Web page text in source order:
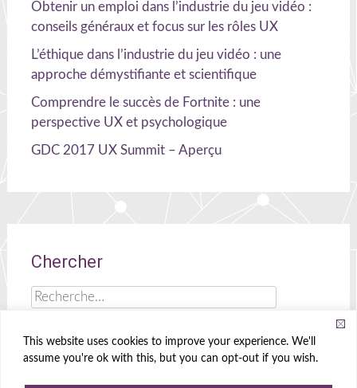
This website uses cookies to improve your experience. We'll
assume you're ok with this, but you can opt-out if you wish.
Obtenir un emploi dans l’industrie du jeu vidéo :
conseils généraux et focus sur les rôles UX
L’éthique dans l’industrie du jeu vidéo : une
approche démystifiante et scientifique
Comprendre le succès de Fortnite : une
perspective UX et psychologique
GDC 2017 UX Summit – Aperçu
Chercher
Rechercher :